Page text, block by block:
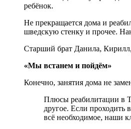
ребёнок.
Не прекращается дома и
шведскую стенку и прочее.
Старший брат Данила,
«Мы встанем и пойдём»
Конечно, занятия дома не
Плюсы реабилитации в
другое. Если проходить
всё необходимое, наши